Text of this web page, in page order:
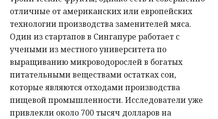
отличные от американских или европейских
технологии производства заменителей мяса.
Один из стартапов в Сингапуре работает с
учеными из местного университета по
выращиванию микроводорослей в богатых
питательными веществами остатках сои,
которые являются отходами производства
пищевой промышленности. Исследователи уже
привлекли около 700 тысяч долларов на